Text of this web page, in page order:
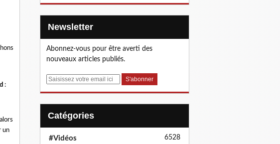
:
un
Newsletter
Abonnez-vous pour être averti des
nouveaux articles publiés.
E
Catégories
#Vidéos 6528